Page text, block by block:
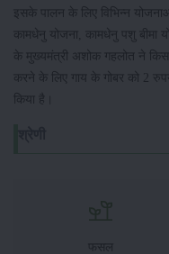
इसके पालन के लिए विभिन्न
कामधेनु योजना, कामधेनु पशु बीमा
के मुख्यमंत्री अशोक गहलोत ने
करने के लिए गाय के गोबर को 2
किया है।
फसल